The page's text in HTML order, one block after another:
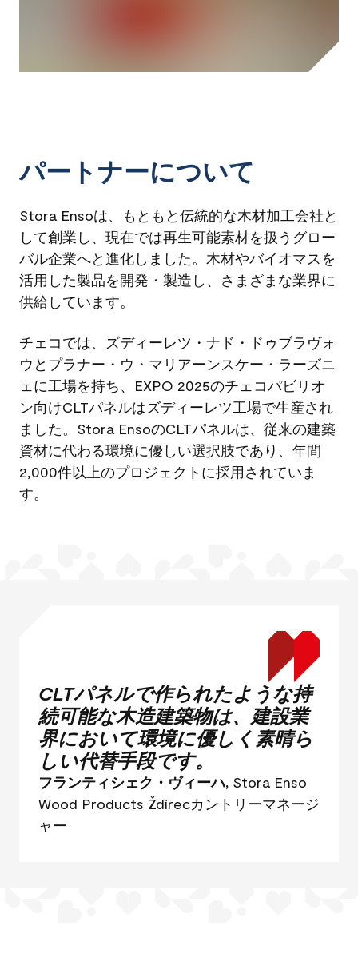
パートナーについて
Stora Ensoは、もともと伝統的な木材加工会社と
して創業し、現在では再生可能素材を扱うグロー
バル企業へと進化しました。木材やバイオマスを
活用した製品を開発・製造し、さまざまな業界に
供給しています。
チェコでは、ズディーレツ・ナド・ドゥブラヴォ
ウとプラナー・ウ・マリアーンスケー・ラーズニ
ェに工場を持ち、EXPO 2025のチェコパビリオ
ン向けCLTパネルはズディーレツ工場で生産され
ました。Stora EnsoのCLTパネルは、従来の建築
資材に代わる環境に優しい選択肢であり、年間
2,000件以上のプロジェクトに採用されていま
す。
CLTパネルで作られたような持
続可能な木造建築物は、建設業
界において環境に優しく素晴ら
しい代替手段です。
フランティシェク・ヴィーハ, Stora Enso
Wood Products Ždírecカントリーマネージ
ャー